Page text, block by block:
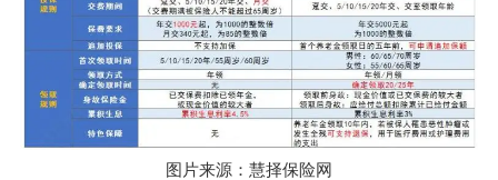
图片来源：慧择保险网